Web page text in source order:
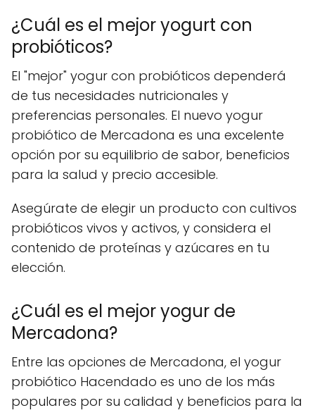
¿Cuál es el mejor yogurt con
probióticos?
El "mejor" yogur con probióticos dependerá
de tus necesidades nutricionales y
preferencias personales. El nuevo yogur
probiótico de Mercadona es una excelente
opción por su equilibrio de sabor, beneficios
para la salud y precio accesible.
Asegúrate de elegir un producto con cultivos
probióticos vivos y activos, y considera el
contenido de proteínas y azúcares en tu
elección.
¿Cuál es el mejor yogur de
Mercadona?
Entre las opciones de Mercadona, el yogur
probiótico Hacendado es uno de los más
populares por su calidad y beneficios para la